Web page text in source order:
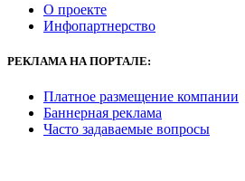
О проекте
Инфопартнерство
РЕКЛАМА НА ПОРТАЛЕ:
Платное размещение компании
Баннерная реклама
Часто задаваемые вопросы